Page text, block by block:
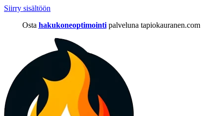
Siirry sisältöön
Osta hakukoneoptimointi palveluna tapiokauranen.com